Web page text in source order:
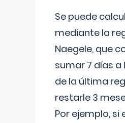
Se puede
mediante la
Naegele, que
sumar 7 días a
de la última
restarle 3
Por ejemplo, si